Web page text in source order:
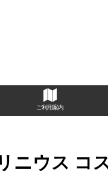
ご利用案内
ニウス コ